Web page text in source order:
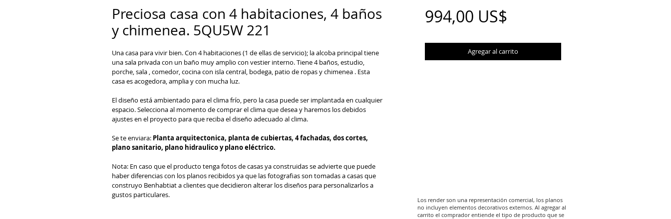
Preciosa casa con 4 habitaciones, 4 baños
y chimenea. 5QU5W 221
Una casa para vivir bien. Con 4 habitaciones (1 de ellas de servicio); la alcoba principal tiene
una sala privada con un baño muy amplio con vestier interno. Tiene 4 baños, estudio,
porche, sala , comedor, cocina con isla central, bodega, patio de ropas y chimenea . Esta
casa es acogedora, amplia y con mucha luz.
El diseño está ambientado para el clima frío, pero la casa puede ser implantada en cualquier
espacio. Selecciona al momento de comprar el clima que desea y haremos los debidos
ajustes en el proyecto para que reciba el diseño adecuado al clima.
Se te enviara: Planta arquitectonica, planta de cubiertas, 4 fachadas, dos cortes,
plano sanitario, plano hidraulico y plano eléctrico.
Nota: En caso que el producto tenga fotos de casas ya construidas se advierte que puede
haber diferencias con los planos recibidos ya que las fotografias son tomadas a casas que
construyo Benhabtiat a clientes que decidieron alterar los diseños para personalizarlos a
gustos particulares.
994,00 US$Precio
Agregar al carrito
Los render son una representación comercial, los planos
no incluyen elementos decorativos externos. Al agregar al
carrito el comprador entiende el tipo de producto que se